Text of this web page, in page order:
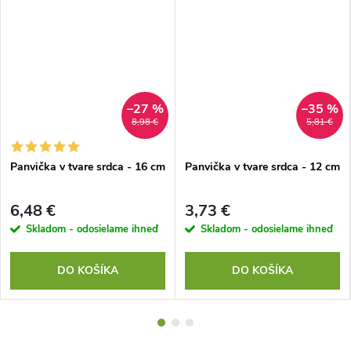
8,98 €
–27 %
Panvička v tvare srdca - 16 cm
6,48 €
Skladom - odosielame ihneď
DO KOŠÍKA
5,81 €
–35 %
Panvička v tvare srdca - 12 cm
3,73 €
Skladom - odosielame ihneď
DO KOŠÍKA